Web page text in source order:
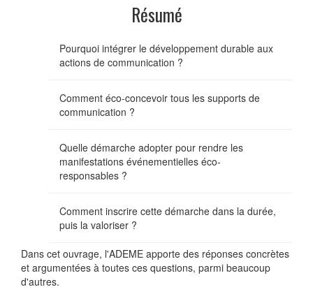
Résumé
Pourquoi intégrer le développement durable aux
actions de communication ?
Comment éco-concevoir tous les supports de
communication ?
Quelle démarche adopter pour rendre les
manifestations événementielles éco-
responsables ?
Comment inscrire cette démarche dans la durée,
puis la valoriser ?
Dans cet ouvrage, l'ADEME apporte des réponses concrètes
et argumentées à toutes ces questions, parmi beaucoup
d'autres.